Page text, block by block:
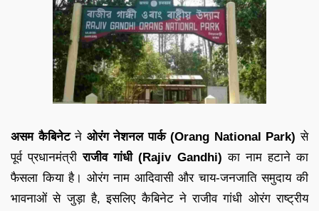
असम कैबिनेटने ओरंग नेशनल पार्क (Orang National Park)से
पूर्व प्रधानमंत्रीराजीव गांधी (Rajiv Gandhi)का नाम हटाने का
फैसला किया है। ओरंग नाम आदिवासी और चाय-जनजाति समुदाय की
भावनाओं से जुड़ा है, इसलिए कैबिनेट ने राजीव गांधी ओरंग राष्ट्रीय